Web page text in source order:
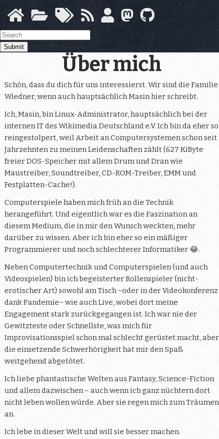
zum
Hauptinhalt
Submit
Über mich
Schön, dass du dich für uns interessierst. Wir sind die Familie
Wiedner, wenn auch hauptsächlich Masin hier schreibt.
Ich, Masin, bin Linux-Administrator, hauptsächlich bei der
internen IT des Wikimedia Deutschland e.V. Ich bin da eher so
reingestolpert, weil Arbeit an Computersystemen schon seit
Jahrzehnten zu meinen Leidenschaften zählt (627 KiByte
freier DOS-Speicher mit allem Drum und Dran wie
Maustreiber, Soundtreiber, CD-ROM-Treiber, EMM und
Festplatten-Cache!).
Computerspiele haben mich früh an die Technik
herangeführt. Und eigentlich war es die Faszination an
diesem Medium, die in mir den Wunsch weckten, mehr
darüber zu wissen. Aber ich bin eher so ein mäßiger
Programmierer und noch schlechterer Informatiker 😂.
Neben Computertechnik und Computerspielen (und auch
Videospielen) bin ich begeisterter Rollenspieler (nicht-
erotischer Art) sowohl am Tisch ~oder in der Videokonferenz
dank Pandemie~ wie auch Live, wobei dort meine
Engagement stark zurückgegangen ist. Ich war nie der
Gewitzteste oder Schnellste, was mich für
Improvisationsspiel schon mal schlecht gerüstet macht, aber
die einsetzende Schwerhörigkeit hat mir den Spaß
weitgehend abgetötet.
Ich liebe phantastische Welten aus Fantasy, Science-Fiction
und allem dazwischen – auch wenn ich ganz nüchtern dort
nicht leben wollen würde. Aber sie regen mich zum Träumen
an.
Ich lebe in dieser Welt und will sie besser machen.